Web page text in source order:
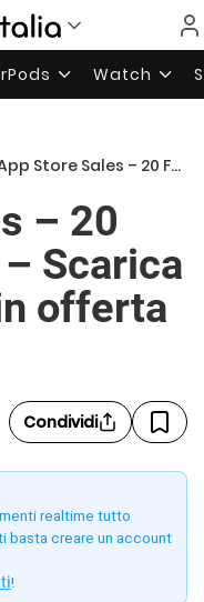
Watch
Store Sales – 20 Febbraio 2014 – Scarica app GRATIS e in offerta [10]
– 20
Scarica
offerta
Condividi
realtime tutto
basta creare un account
!